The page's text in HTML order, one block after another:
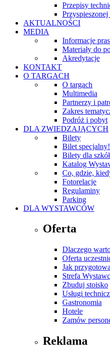
Przepisy
AKTUALNOŚCI
MEDIA
Informacje
Materiały do
Akredytacje
KONTAKT
O TARGACH
O targach
Multimedia
Partnerzy i
Zakres
Podróż i pobyt
DLA ZWIEDZAJĄCYCH
Bilety
Bilet specjalny!
Bilety dla szkół
Katalog
Co, gdzie,
Fotorelacje
Regulaminy
Parking
DLA WYSTAWCÓW
Oferta
Dlaczego
Oferta
Jak
Strefa
Zbuduj stoisko
Usługi
Gastronomia
Hotele
Zamów
Reklama